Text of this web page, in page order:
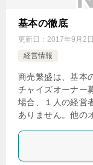
基本の徹底
更新日： 2017年9月2日
経営情報
商売繁盛は、基本
チャイズオーナー
場合、１人の経営
ありません。他の